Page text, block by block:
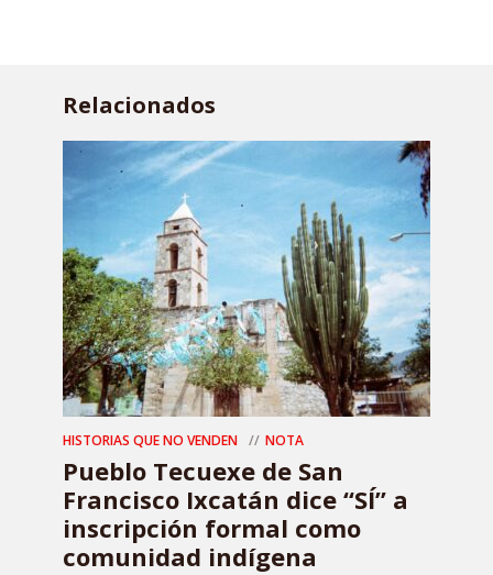
Relacionados
HISTORIAS QUE NO VENDEN NOTA
Pueblo Tecuexe de San
Francisco Ixcatán dice “SÍ” a
inscripción formal como
comunidad indígena